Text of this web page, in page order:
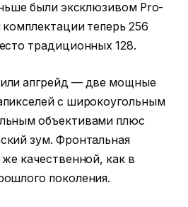
были эксклюзивом Pro-
теперь 256
традиционных 128.
апгрейд — две мощные
с широкоугольным
объективами плюс
зум. Фронтальная
качественной, как в
поколения.